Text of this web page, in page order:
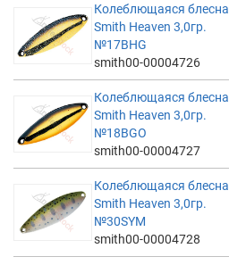
Колеблющаяся блесна
Smith Heaven 3,0гр.
№17BHG
smith00-00004726
Колеблющаяся блесна
Smith Heaven 3,0гр.
№18BGO
smith00-00004727
Колеблющаяся блесна
Smith Heaven 3,0гр.
№30SYM
smith00-00004728